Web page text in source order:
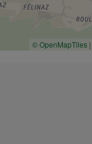
© OpenMapTiles |